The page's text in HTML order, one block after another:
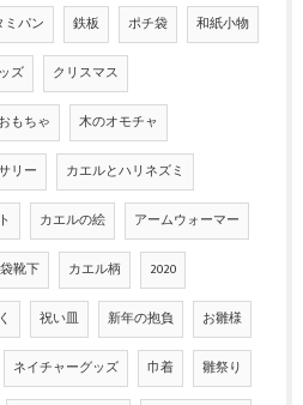
ミパン 鉄板 ポチ袋 和紙小物
ズ クリスマス
もちゃ 木のオモチャ
リー カエルとハリネズミ
カエルの絵 アームウォーマー
靴下 カエル柄 2020
祝い皿 新年の抱負 お雛様
ネイチャーグッズ 巾着 雛祭り